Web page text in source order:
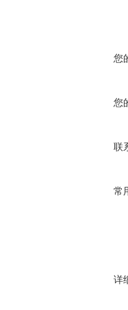
您
您
联
常
详